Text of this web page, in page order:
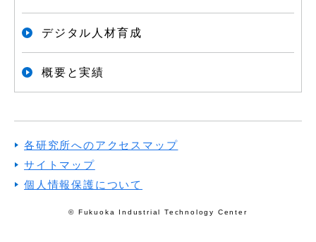
デジタル人材育成
概要と実績
各研究所へのアクセスマップ
サイトマップ
個人情報保護について
© Fukuoka Industrial Technology Center